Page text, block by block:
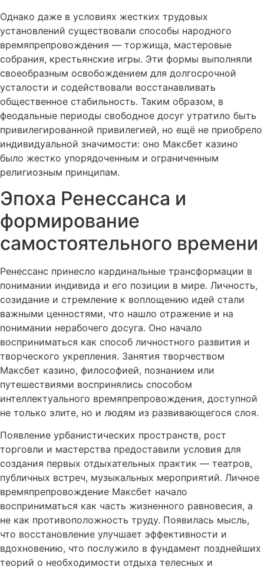
Однако даже в условиях жестких трудовых
установлений существовали способы народного
времяпрепровождения — торжища, мастеровые
собрания, крестьянские игры. Эти формы выполняли
своеобразным освобождением для долгосрочной
усталости и содействовали восстанавливать
общественное стабильность. Таким образом, в
феодальные периоды свободное досуг утратило быть
привилегированной привилегией, но ещё не приобрело
индивидуальной значимости: оно Максбет казино
было жестко упорядоченным и ограниченным
религиозным принципам.
Эпоха Ренессанса и
формирование
самостоятельного времени
Ренессанс принесло кардинальные трансформации в
понимании индивида и его позиции в мире. Личность,
созидание и стремление к воплощению идей стали
важными ценностями, что нашло отражение и на
понимании нерабочего досуга. Оно начало
восприниматься как способ личностного развития и
творческого укрепления. Занятия творчеством
Максбет казино, философией, познанием или
путешествиями воспринялись способом
интеллектуального времяпрепровождения, доступной
не только элите, но и людям из развивающегося слоя.
Появление урбанистических пространств, рост
торговли и мастерства предоставили условия для
создания первых отдыхательных практик — театров,
публичных встреч, музыкальных мероприятий. Личное
времяпрепровождение Максбет начало
восприниматься как часть жизненного равновесия, а
не как противоположность труду. Появилась мысль,
что восстановление улучшает эффективности и
вдохновению, что послужило в фундамент позднейших
теорий о необходимости отдыха телесных и